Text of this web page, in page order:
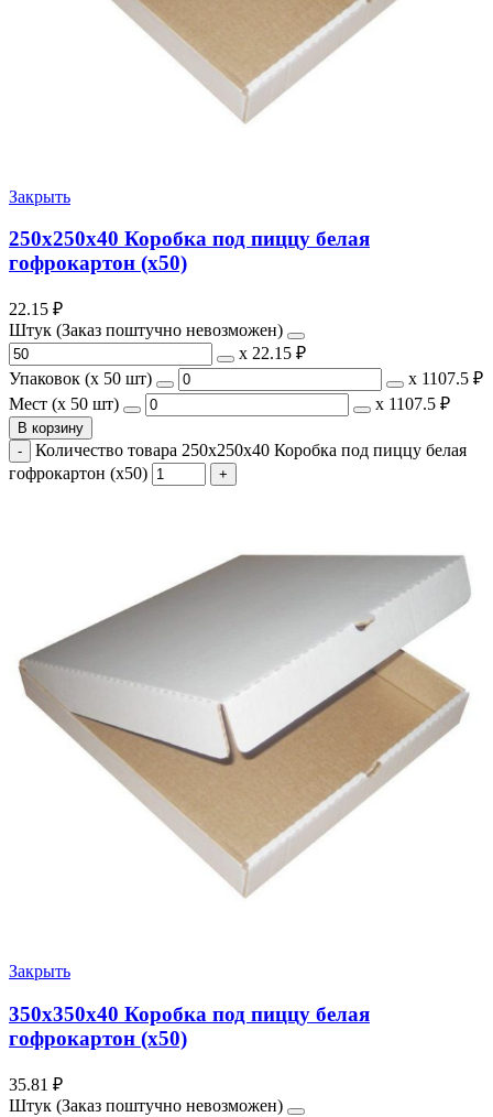
Закрыть
250х250х40 Коробка под пиццу белая
гофрокартон (х50)
22.15 ₽
Штук (Заказ поштучно невозможен)
х 22.15 ₽
Упаковок (x 50 шт)
х 1107.5 ₽
Мест (x 50 шт)
х 1107.5 ₽
В корзину
Количество товара 250х250х40 Коробка под пиццу белая
гофрокартон (х50)
Закрыть
350х350х40 Коробка под пиццу белая
гофрокартон (х50)
35.81 ₽
Штук (Заказ поштучно невозможен)